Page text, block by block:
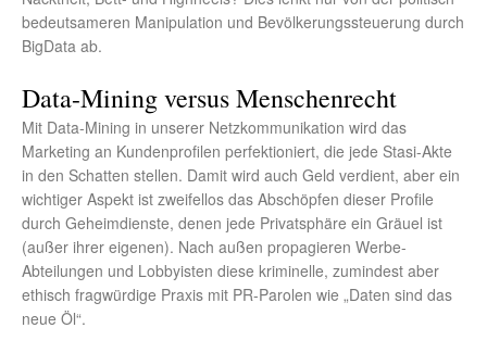
bedeutsameren Manipulation und Bevölkerungssteuerung durch
BigData ab.
Data-Mining versus Menschenrecht
Mit Data-Mining in unserer Netzkommunikation wird das
Marketing an Kundenprofilen perfektioniert, die jede Stasi-Akte
in den Schatten stellen. Damit wird auch Geld verdient, aber ein
wichtiger Aspekt ist zweifellos das Abschöpfen dieser Profile
durch Geheimdienste, denen jede Privatsphäre ein Gräuel ist
(außer ihrer eigenen). Nach außen propagieren Werbe-
Abteilungen und Lobbyisten diese kriminelle, zumindest aber
ethisch fragwürdige Praxis mit PR-Parolen wie „Daten sind das
neue Öl“.